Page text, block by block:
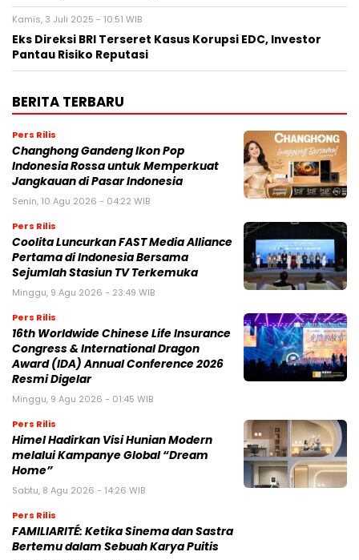
Kamis, 3 Juli 2025 - 10:51 WIB
Eks Direksi BRI Terseret Kasus Korupsi EDC, Investor
Pantau Risiko Reputasi
BERITA TERBARU
Pers Rilis
Changhong Gandeng Ikon Pop
Indonesia Rossa untuk Memperkuat
Jangkauan di Pasar Indonesia
Senin, 10 Agu 2026 - 04:22 WIB
Pers Rilis
Coolita Luncurkan FAST Media Alliance
Pertama di Indonesia Bersama
Sejumlah Stasiun TV Terkemuka
Minggu, 9 Agu 2026 - 23:49 WIB
Pers Rilis
16th Worldwide Chinese Life Insurance
Congress & International Dragon
Award (IDA) Annual Conference 2026
Resmi Digelar
Minggu, 9 Agu 2026 - 01:45 WIB
Pers Rilis
Himel Hadirkan Visi Hunian Modern
melalui Kampanye Global “Dream
Home”
Sabtu, 8 Agu 2026 - 14:26 WIB
Pers Rilis
FAMILIARITÉ: Ketika Sinema dan Sastra
Bertemu dalam Sebuah Karya Puitis